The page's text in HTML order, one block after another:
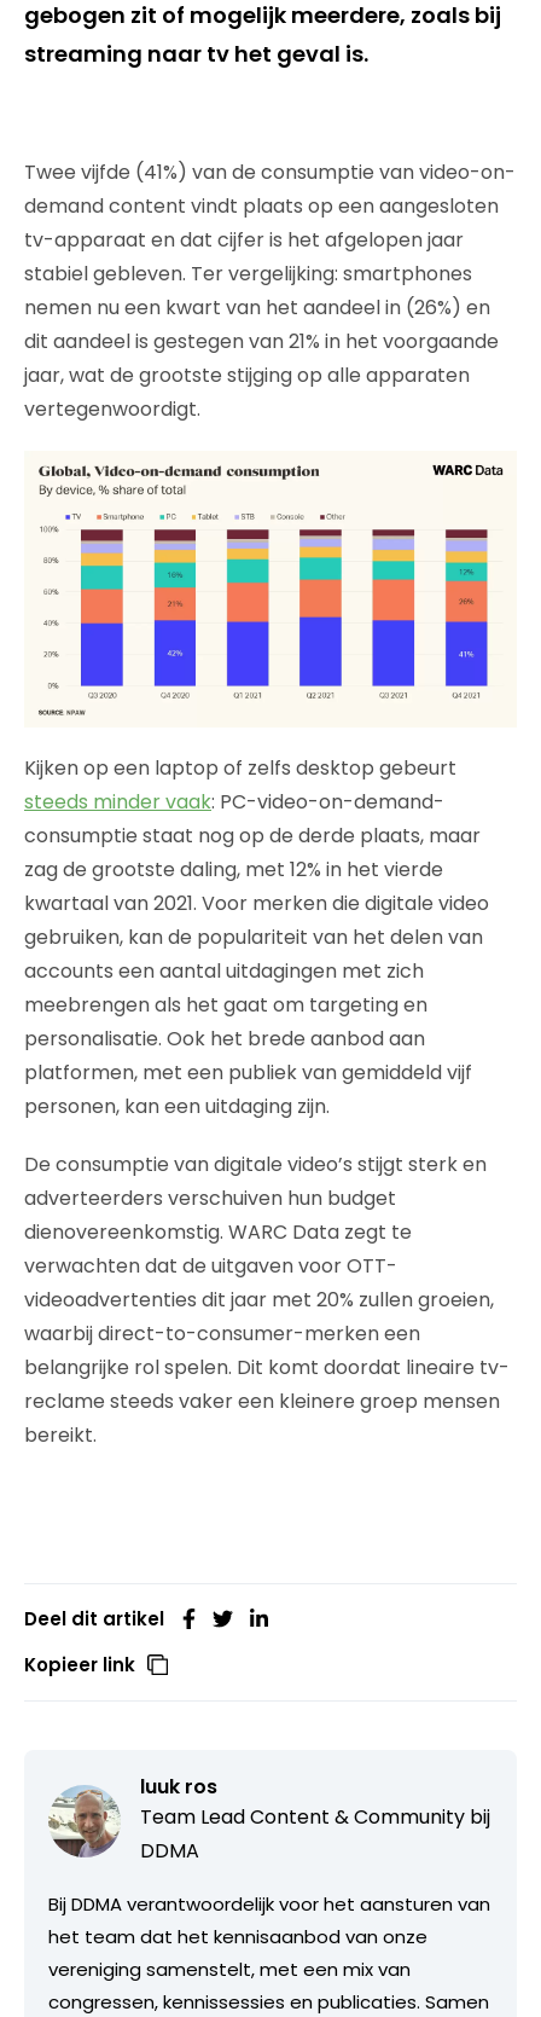
gebogen zit of mogelijk meerdere, zoals bij
streaming naar tv het geval is.
Twee vijfde (41%) van de consumptie van video-on-
demand content vindt plaats op een aangesloten
tv-apparaat en dat cijfer is het afgelopen jaar
stabiel gebleven. Ter vergelijking: smartphones
nemen nu een kwart van het aandeel in (26%) en
dit aandeel is gestegen van 21% in het voorgaande
jaar, wat de grootste stijging op alle apparaten
vertegenwoordigt.
Kijken op een laptop of zelfs desktop gebeurt
steeds minder vaak: PC-video-on-demand-
consumptie staat nog op de derde plaats, maar
zag de grootste daling, met 12% in het vierde
kwartaal van 2021. Voor merken die digitale video
gebruiken, kan de populariteit van het delen van
accounts een aantal uitdagingen met zich
meebrengen als het gaat om targeting en
personalisatie. Ook het brede aanbod aan
platformen, met een publiek van gemiddeld vijf
personen, kan een uitdaging zijn.
De consumptie van digitale video’s stijgt sterk en
adverteerders verschuiven hun budget
dienovereenkomstig. WARC Data zegt te
verwachten dat de uitgaven voor OTT-
videoadvertenties dit jaar met 20% zullen groeien,
waarbij direct-to-consumer-merken een
belangrijke rol spelen. Dit komt doordat lineaire tv-
reclame steeds vaker een kleinere groep mensen
bereikt.
Deel dit artikel
Kopieer link
luuk ros
Team Lead Content & Community bij
DDMA
Bij DDMA verantwoordelijk voor het aansturen van
het team dat het kennisaanbod van onze
vereniging samenstelt, met een mix van
congressen, kennissessies en publicaties. Samen